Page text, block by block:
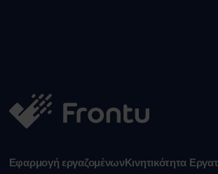
Εφαρμογή εργαζομένωνΚινητικότητα